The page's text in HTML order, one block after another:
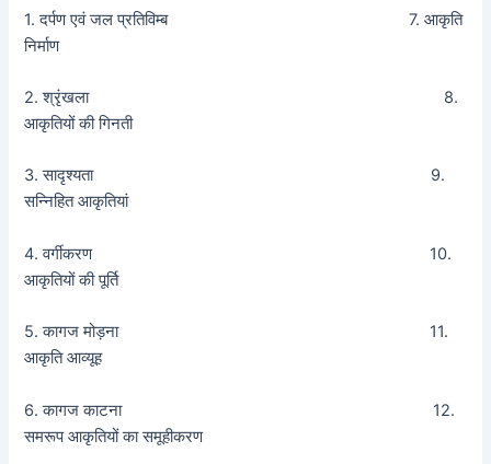
1. दर्पण एवं जल प्रतिविम्ब 7. आकृति
निर्माण
2. श्रृंखला 8.
आकृतियों की गिनती
3. सादृश्यता 9.
सन्निहित आकृतियां
4. वर्गीकरण 10.
आकृतियों की पूर्ति
5. कागज मोड़ना 11.
आकृति आव्यूह
6. कागज काटना 12.
समरूप आकृतियों का समूहीकरण